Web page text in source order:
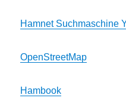
Hamnet Suchmaschine
OpenStreetMap
Hambook